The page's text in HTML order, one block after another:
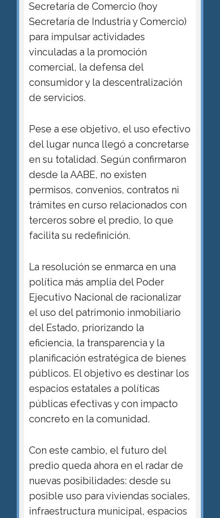
Secretaría de Comercio (hoy
Secretaría de Industria y Comercio)
para impulsar actividades
vinculadas a la promoción
comercial, la defensa del
consumidor y la descentralización
de servicios.
Pese a ese objetivo, el uso efectivo
del lugar nunca llegó a concretarse
en su totalidad. Según confirmaron
desde la AABE, no existen
permisos, convenios, contratos ni
trámites en curso relacionados con
terceros sobre el predio, lo que
facilita su redefinición.
La resolución se enmarca en una
política más amplia del Poder
Ejecutivo Nacional de racionalizar
el uso del patrimonio inmobiliario
del Estado, priorizando la
eficiencia, la transparencia y la
planificación estratégica de bienes
públicos. El objetivo es destinar los
espacios estatales a políticas
públicas efectivas y con impacto
concreto en la comunidad.
Con este cambio, el futuro del
predio queda ahora en el radar de
nuevas posibilidades: desde su
posible uso para viviendas sociales,
infraestructura municipal, espacios